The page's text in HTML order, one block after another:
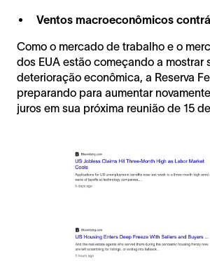
Ventos macroeconômicos
Como o mercado de trabalho e o
dos EUA estão começando a mostrar
deterioração econômica, a Reserva
preparando para aumentar
juros em sua próxima reunião de 15